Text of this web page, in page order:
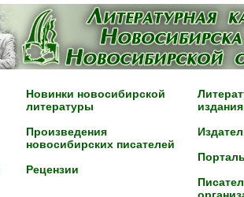
Новинки новосибирской
литературы
Произведения
новосибирских писателей
Рецензии
издания